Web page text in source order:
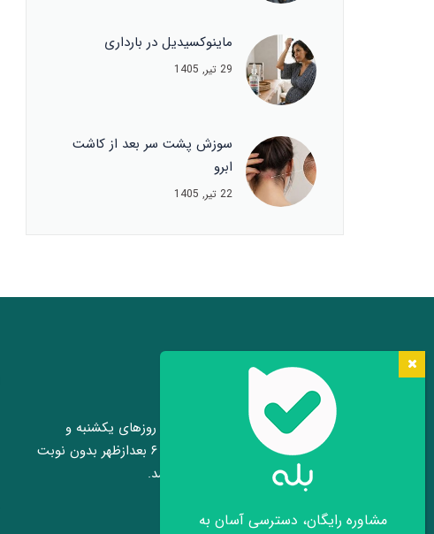
ماینوکسیدیل در بارداری
29 تیر, 1405
سوزش پشت سر بعد از کاشت
ابرو
22 تیر, 1405
مشاوره رایگان حضوری
مشاوره رایگان حضوری کاشت ابرو روزهای یکشنبه و
چهارشنبه هر هفته بین ساعت ۴ تا ۶ بعدازظهر بدون نوبت
قبلی در محل کلینیک برقرار می باشد.
مشاوره رایگان، دسترسی آسان به